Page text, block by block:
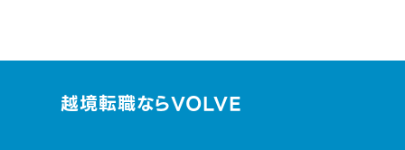
越境転職ならVOLVE